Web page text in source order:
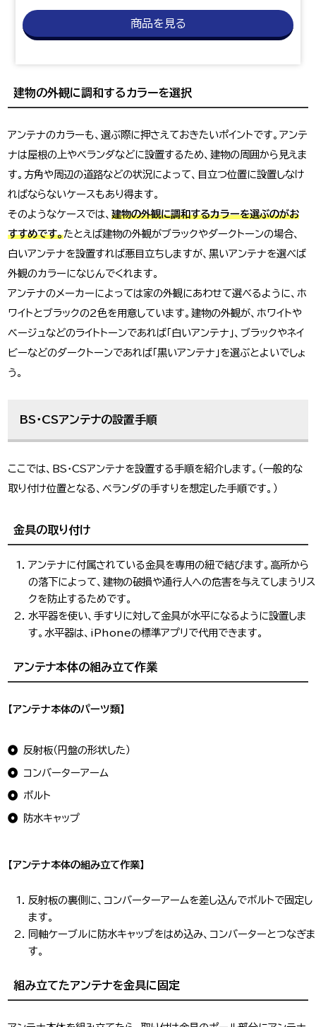
商品を見る
建物の外観に調和するカラーを選択
アンテナのカラーも、選ぶ際に押さえておきたいポイントです。アンテ
ナは屋根の上やベランダなどに設置するため、建物の周囲から見えま
す。方角や周辺の道路などの状況によって、目立つ位置に設置しなけ
ればならないケースもあり得ます。
そのようなケースでは、建物の外観に調和するカラーを選ぶのがお
すすめです。たとえば建物の外観がブラックやダークトーンの場合、
白いアンテナを設置すれば悪目立ちしますが、黒いアンテナを選べば
外観のカラーになじんでくれます。
アンテナのメーカーによっては家の外観にあわせて選べるように、ホ
ワイトとブラックの2色を用意しています。建物の外観が、ホワイトや
ベージュなどのライトトーンであれば「白いアンテナ」、ブラックやネイ
ビーなどのダークトーンであれば「黒いアンテナ」を選ぶとよいでしょ
う。
BS・CSアンテナの設置手順
ここでは、BS・CSアンテナを設置する手順を紹介します。（一般的な
取り付け位置となる、ベランダの手すりを想定した手順です。）
金具の取り付け
アンテナに付属されている金具を専用の紐で結びます。高所から
の落下によって、建物の破損や通行人への危害を与えてしまうリス
クを防止するためです。
水平器を使い、手すりに対して金具が水平になるように設置しま
す。水平器は、iPhoneの標準アプリで代用できます。
アンテナ本体の組み立て作業
【アンテナ本体のパーツ類】
反射板（円盤の形状した）
コンバーターアーム
ボルト
防水キャップ
【アンテナ本体の組み立て作業】
反射板の裏側に、コンバーターアームを差し込んでボルトで固定し
ます。
同軸ケーブルに防水キャップをはめ込み、コンバーターとつなぎま
す。
組み立てたアンテナを金具に固定